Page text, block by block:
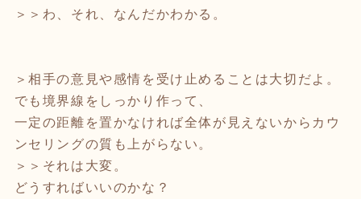
＞＞わ、それ、なんだかわかる。
＞相手の意見や感情を受け止めることは大切だよ。
でも境界線をしっかり作って、
一定の距離を置かなければ全体が見えないからカウ
ンセリングの質も上がらない。
＞＞それは大変。
どうすればいいのかな？